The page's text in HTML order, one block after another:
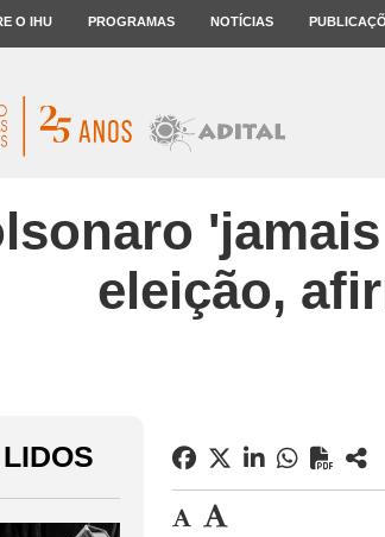
O IHU PROGRAMAS NOTÍCIAS
eleição,